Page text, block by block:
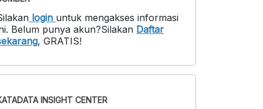
login untuk mengakses informasi
. Belum punya akun?Silakan Daftar
, GRATIS!
INSIGHT CENTER